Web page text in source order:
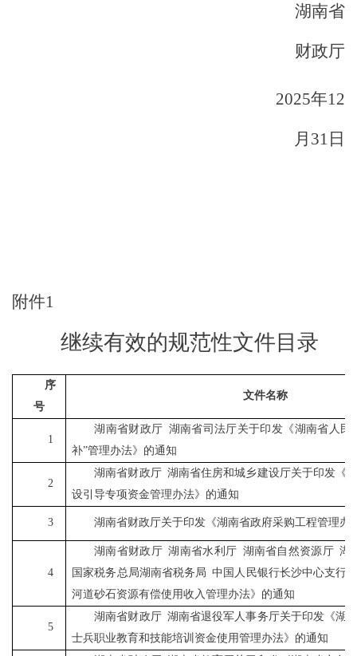
湖南省
财政厅
2025年12
月 31 日
附件1
继续有效的规范性文件目录
序
号
文件名称
1
湖南省财政厅 湖南省司法厅关于印发《湖南省人民
补”管理办法》的通知
2
湖南省财政厅 湖南省住房和城乡建设厅关于印发《
设引导专项资金管理办法》的通知
3 湖南省财政厅关于印发《湖南省政府采购工程管理办
4
湖南省财政厅 湖南省水利厅 湖南省自然资源厅 湖
国家税务总局湖南省税务局 中国人民银行长沙中心支行
河道砂石资源有偿使用收入管理办法》的通知
5
湖南省财政厅 湖南省退役军人事务厅关于印发《湖
士兵职业教育和技能培训资金使用管理办法》的通知